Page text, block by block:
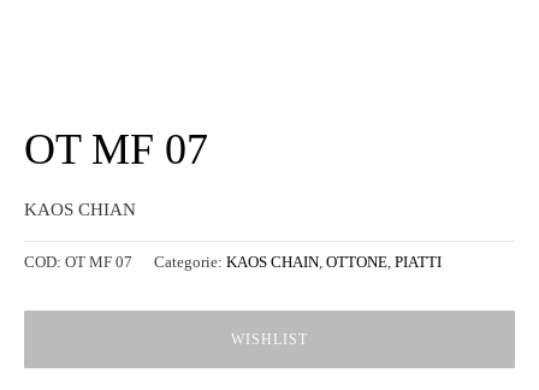
OT MF 07
KAOS CHIAN
COD: OT MF 07 Categorie: KAOS CHAIN, OTTONE, PIATTI
WISHLIST